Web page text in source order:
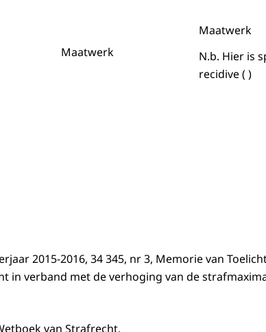
Maatwerk
Maatwerk
N.b. Hier is
recidive ( )
2015-2016, 34 345, nr 3, Memorie van
in verband met de verhoging van de
van Strafrecht.